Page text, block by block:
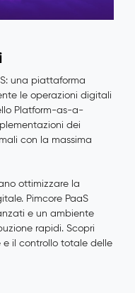
una piattaforma
le operazioni digitali
Platform-as-a-
dei
con la massima
ottimizzare la
Pimcore PaaS
e un ambiente
rapidi. Scopri
il controllo totale delle